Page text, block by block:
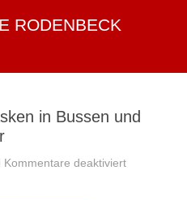
RODENBECK
in Bussen und
Kommentare deaktiviertfür